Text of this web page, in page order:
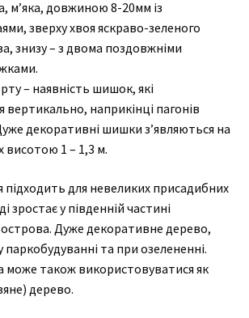
м’яка, довжиною 8-20мм із
зверху хвоя яскраво-зеленого
знизу – з двома поздовжніми
– наявність шишок, які
наприкінці пагонів
декоративні шишки з’являються на
висотою 1 – 1,3 м.
підходить для невеликих присадибних
зростає у південній частині
Дуже декоративне дерево,
паркобудуванні та при озелененні.
може також використовуватися як
дерево.